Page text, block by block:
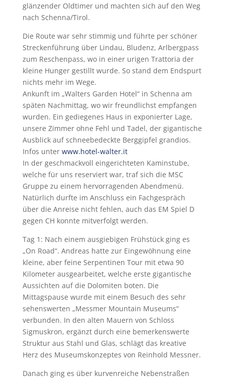
glänzender Oldtimer und machten sich auf den Weg
nach Schenna/Tirol.
Die Route war sehr stimmig und führte per schöner
Streckenführung über Lindau, Bludenz, Arlbergpass
zum Reschenpass, wo in einer urigen Trattoria der
kleine Hunger gestillt wurde. So stand dem Endspurt
nichts mehr im Wege.
Ankunft im „Walters Garden Hotel“ in Schenna am
späten Nachmittag, wo wir freundlichst empfangen
wurden. Ein gediegenes Haus in exponierter Lage,
unsere Zimmer ohne Fehl und Tadel, der gigantische
Ausblick auf schneebedeckte Berggipfel grandios.
Infos unter www.hotel-walter.it
In der geschmackvoll eingerichteten Kaminstube,
welche für uns reserviert war, traf sich die MSC
Gruppe zu einem hervorragenden Abendmenü.
Natürlich durfte im Anschluss ein Fachgespräch
über die Anreise nicht fehlen, auch das EM Spiel D
gegen CH konnte mitverfolgt werden.
Tag 1: Nach einem ausgiebigen Frühstück ging es
„On Road“. Andreas hatte zur Eingewöhnung eine
kleine, aber feine Serpentinen Tour mit etwa 90
Kilometer ausgearbeitet, welche erste gigantische
Aussichten auf die Dolomiten boten. Die
Mittagspause wurde mit einem Besuch des sehr
sehenswerten „Messmer Mountain Museums“
verbunden. In den alten Mauern von Schloss
Sigmuskron, ergänzt durch eine bemerkenswerte
Struktur aus Stahl und Glas, schlägt das kreative
Herz des Museumskonzeptes von Reinhold Messner.
Danach ging es über kurvenreiche Nebenstraßen